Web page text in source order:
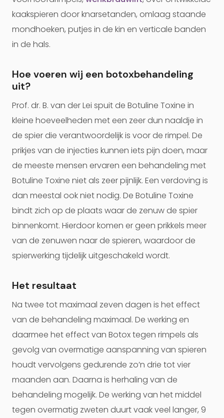
kaakspieren door knarsetanden, omlaag staande
mondhoeken, putjes in de kin en verticale banden
in de hals.
Hoe voeren wij een botoxbehandeling
uit?
Prof. dr. B. van der Lei spuit de Botuline Toxine in
kleine hoeveelheden met een zeer dun naaldje in
de spier die verantwoordelijk is voor de rimpel. De
prikjes van de injecties kunnen iets pijn doen, maar
de meeste mensen ervaren een behandeling met
Botuline Toxine niet als zeer pijnlijk. Een verdoving is
dan meestal ook niet nodig. De Botuline Toxine
bindt zich op de plaats waar de zenuw de spier
binnenkomt. Hierdoor komen er geen prikkels meer
van de zenuwen naar de spieren, waardoor de
spierwerking tijdelijk uitgeschakeld wordt.
Het resultaat
Na twee tot maximaal zeven dagen is het effect
van de behandeling maximaal. De werking en
daarmee het effect van Botox tegen rimpels als
gevolg van overmatige aanspanning van spieren
houdt vervolgens gedurende zo’n drie tot vier
maanden aan. Daarna is herhaling van de
behandeling mogelijk. De werking van het middel
tegen overmatig zweten duurt vaak veel langer, 9